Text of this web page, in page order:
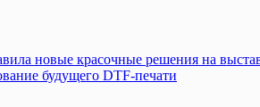
новые красочные решения на
будущего DTF-печати